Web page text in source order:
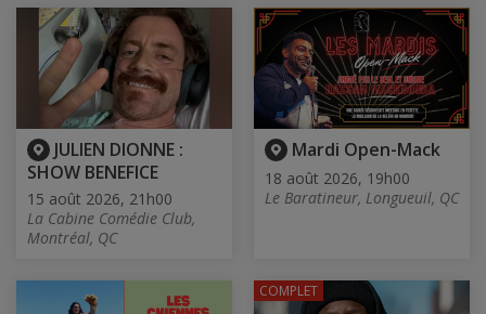
JULIEN DIONNE :
SHOW BENEFICE
15 août 2026, 21h00
La Cabine Comédie Club,
Montréal, QC
Mardi Open-Mack
18 août 2026, 19h00
Le Baratineur, Longueuil, QC
COMPLET